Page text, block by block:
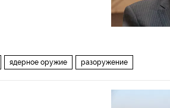
ядерное оружие разоружение